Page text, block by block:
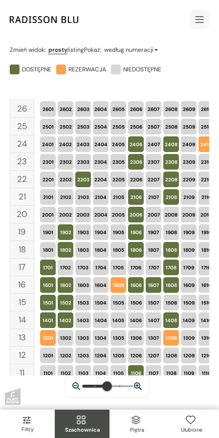
Zmień widok: prostylistingPokaż: według numeracji
DOSTĘPNE REZERWACJA NIEDOSTĘPNE
26
25
24
23
22
21
20
19
18
17
16
15
14
13
12
11
10
9
8
2601 2602 2603 2604 2605 2606 2607 2608 2609 2610
2501 2502 2503 2504 2505 2506 2507 2508 2509 2510
2401 2402 2403 2404 2405 2406 2407 2408 2409 2410
2301 2302 2303 2304 2305 2306 2307 2308 2309 2310
2201 2202 2203 2204 2205 2206 2207 2208 2209 2210
2101 2102 2103 2104 2105 2106 2107 2108 2109 2110
2001 2002 2003 2004 2005 2006 2007 2008 2009 2010
1901 1902 1903 1904 1905 1906 1907 1908 1909 1910
1801 1802 1803 1804 1805 1806 1807 1808 1809 1810
1701 1702 1703 1704 1705 1706 1707 1708 1709 1710
1601 1602 1603 1604 1605 1606 1607 1608 1609 1610
1501 1502 1503 1504 1505 1506 1507 1508 1509 1510
1401 1402 1403 1404 1405 1406 1407 1408 1409 1410
1301 1302 1303 1304 1305 1306 1307 1308 1309 1310
1201 1202 1203 1204 1205 1206 1207 1208 1209 1210
1101 1102 1103 1104 1105 1106 1107 1108 1109 1110
1003 1004 1006
803 806 809
Filtry Szachownica Piętra Ulubione